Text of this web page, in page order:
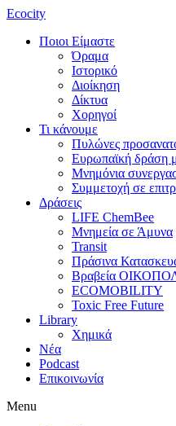
Ecocity
Ποιοι Είμαστε
Όραμα
Ιστορικό
Διοίκηση
Δίκτυα
Χορηγοί
Τι κάνουμε
Πυλώνες
Ευρωπαϊκή δράση
Μνημόνια
Συμμετοχή σε
Δράσεις
LIFE ChemBee
Μνημεία σε Άμυνα
Transit
Πράσινα
Βραβεία
ECOMOBILITY
Toxic Free Future
Library
Χημικά
Νέα
Podcast
Επικοινωνία
Menu